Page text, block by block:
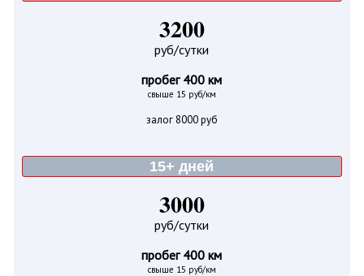
3200
руб/сутки
пробег 400 км
свыше 15 руб/км
залог 8000 руб
15+ дней
3000
руб/сутки
пробег 400 км
свыше 15 руб/км